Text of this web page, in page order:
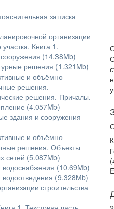
записка
организации
Книга 1.
(14.38Mb)
решения (1.321Mb)
и объёмно-
решения.
решения. Причалы.
(4.057Mb)
здания и сооружения
и объёмно-
решения. Объекты
сетей (5.087Mb)
(10.69Mb)
(9.328Mb)
строительства